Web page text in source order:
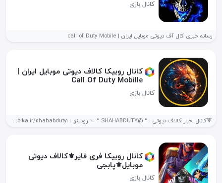
کانال بازی
رسانه خبری کال آف دیوتی موبایل ایران | call of Duty Mobile
کانال روبیکا کالاف دیوتی موبایل ایران |
Call Of Duty Mobille
کانال بازی
🔻کانال اخبار کالاف دیوتی : ° @SHAHABDUTY ° ☜ روبینو : https://rubika.ir/shahabduty1
کانال روبیکا فری فایر⚜کالاف دیوتی
موبایل⚜پابجی
کانال بازی